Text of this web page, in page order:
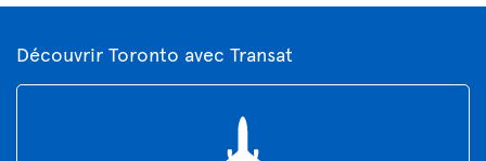
Découvrir Toronto avec Transat